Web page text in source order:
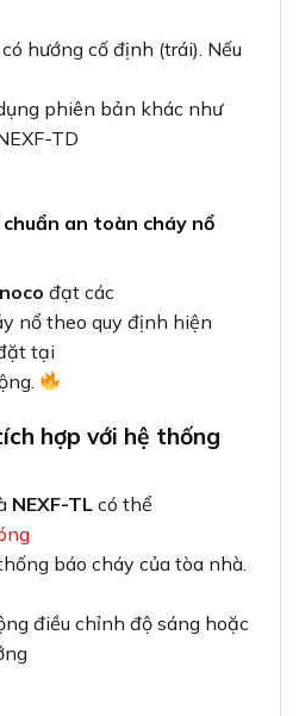
hướng cố định (trái). Nếu
phiên bản khác như
TD
an toàn cháy nổ
đạt các
nổ theo quy định hiện
tại
hợp với hệ thống
NEXF-TL có thể
báo cháy của tòa nhà.
điều chỉnh độ sáng hoặc